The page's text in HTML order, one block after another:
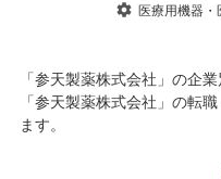
医療用機器・
「参天製薬株式会社」の企
「参天製薬株式会社」の転
ます。